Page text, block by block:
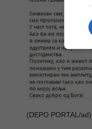
(DEPO PORTAL/ad)